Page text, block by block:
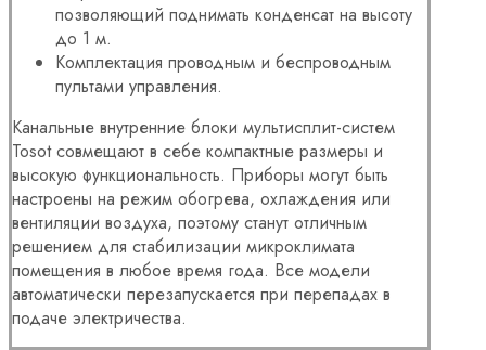
позволяющий поднимать конденсат на высоту
до 1 м.
Комплектация проводным и беспроводным
пультами управления.
Канальные внутренние блоки мультисплит-систем
Tosot совмещают в себе компактные размеры и
высокую функциональность. Приборы могут быть
настроены на режим обогрева, охлаждения или
вентиляции воздуха, поэтому станут отличным
решением для стабилизации микроклимата
помещения в любое время года. Все модели
автоматически перезапускается при перепадах в
подаче электричества.